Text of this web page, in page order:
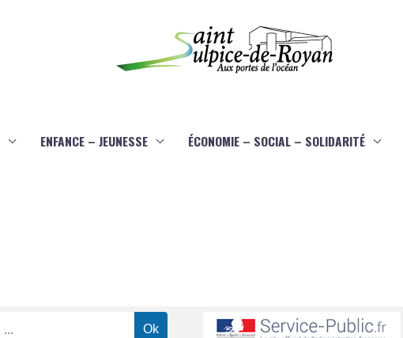
ENFANCE – JEUNESSE ÉCONOMIE – SOCIAL – SOLIDARITÉ